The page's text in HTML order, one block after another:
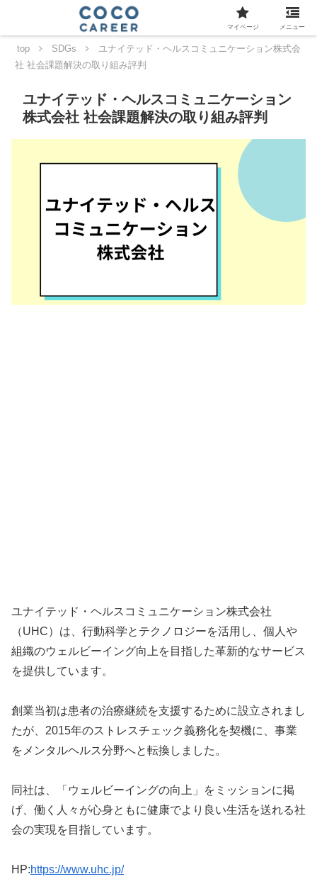
top SDGs
ユナイテッド・ヘルスコミュニケーション株式会
社 社会課題解決の取り組み評判
ユナイテッド・ヘルスコミュニケーション
株式会社 社会課題解決の取り組み評判
ユナイテッド・ヘルスコミュニケーション株式会社
（UHC）は、行動科学とテクノロジーを活用し、個人や
組織のウェルビーイング向上を目指した革新的なサービス
を提供しています。
創業当初は患者の治療継続を支援するために設立されまし
たが、2015年のストレスチェック義務化を契機に、事業
をメンタルヘルス分野へと転換しました。
同社は、「ウェルビーイングの向上」をミッションに掲
げ、働く人々が心身ともに健康でより良い生活を送れる社
会の実現を目指しています。
HP:https://www.uhc.jp/
マイページ メニュー